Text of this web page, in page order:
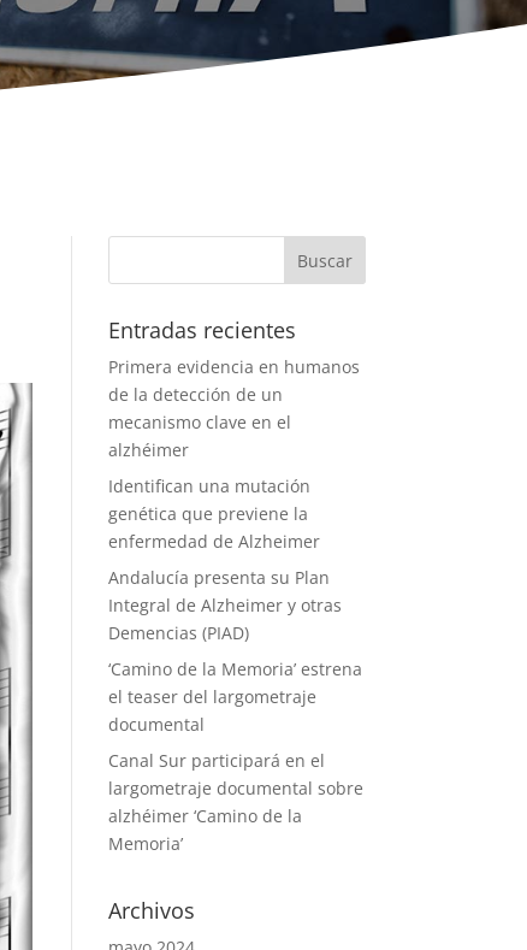
Entradas recientes
Primera evidencia en humanos
de la detección de un
mecanismo clave en el
alzhéimer
Identifican una mutación
genética que previene la
enfermedad de Alzheimer
Andalucía presenta su Plan
Integral de Alzheimer y otras
Demencias (PIAD)
‘Camino de la Memoria’ estrena
el teaser del largometraje
documental
Canal Sur participará en el
largometraje documental sobre
alzhéimer ‘Camino de la
Memoria’
Archivos